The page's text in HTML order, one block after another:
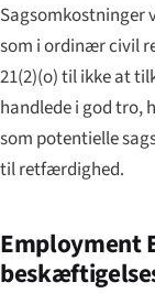
Sagsomkostninger
som i ordinær civil
21(2)(o) til ikke at
handlede i god tro,
som potentielle
til retfærdighed.
Employment